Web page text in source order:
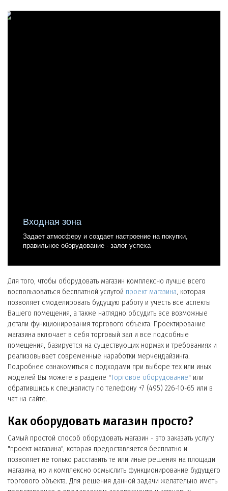
Входная зона
Задает атмосферу и создает настроение на покупки,
правильное оборудование - залог успеха
Холодильные витрины
Декорированные холодильные витрины органично
вписываются в интерьер
Для того, чтобы оборудовать магазин комплексно лучше всего
воспользоваться бесплатной услугой проект магазина , которая
позволяет смоделировать будущую работу и учесть все аспекты
Вашего помещения, а также наглядно обсудить все возможные
детали функционирования торгового объекта. Проектирование
магазина включает в себя торговый зал и все подсобные
помещения, базируется на существующих нормах и требованиях и
реализовывает современные наработки мерчендайзинга.
Подробнее ознакомиться с подходами при выборе тех или иных
моделей Вы можете в разделе "Торговое оборудование" или
обратившись к специалисту по телефону +7 (495) 226-10-65 или в
чат на сайте.
Как оборудовать магазин просто?
Самый простой способ оборудовать магазин - это заказать услугу
"проект магазина", которая предоставляется бесплатно и
позволяет не только расставить те или иные решения на площади
магазина, но и комплексно осмыслить функционирование будущего
торгового объекта. Для решения данной задачи желательно иметь